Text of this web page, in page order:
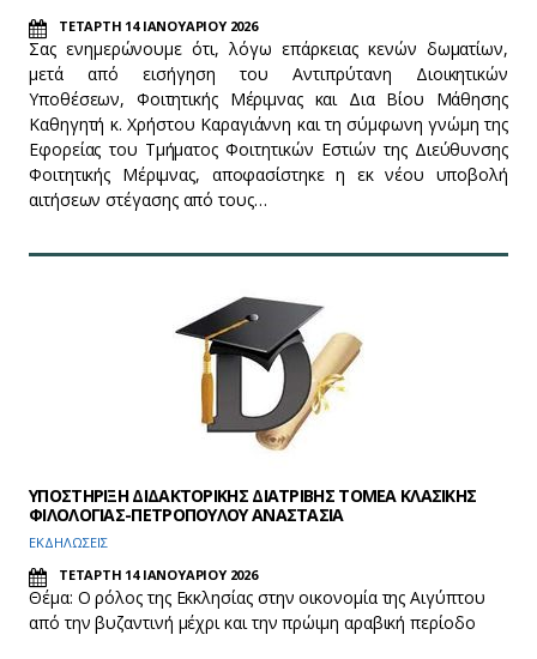
ΤΕΤΑΡΤΗ 14 ΙΑΝΟΥΑΡΙΟΥ 2026
Σας ενημερώνουμε ότι, λόγω επάρκειας κενών δωματίων,
μετά από εισήγηση του Αντιπρύτανη Διοικητικών
Υποθέσεων, Φοιτητικής Μέριμνας και Δια Βίου Μάθησης
Καθηγητή κ. Χρήστου Καραγιάννη και τη σύμφωνη γνώμη της
Εφορείας του Τμήματος Φοιτητικών Εστιών της Διεύθυνσης
Φοιτητικής Μέριμνας, αποφασίστηκε η εκ νέου υποβολή
αιτήσεων στέγασης από τους…
ΥΠΟΣΤΗΡΙΞΗ ΔΙΔΑΚΤΟΡΙΚΗΣ ΔΙΑΤΡΙΒΗΣ ΤΟΜΕΑ ΚΛΑΣΙΚΗΣ
ΦΙΛΟΛΟΓΙΑΣ-ΠΕΤΡΟΠΟΥΛΟΥ ΑΝΑΣΤΑΣΙΑ
ΕΚΔΗΛΩΣΕΙΣ
ΤΕΤΑΡΤΗ 14 ΙΑΝΟΥΑΡΙΟΥ 2026
Θέμα: Ο ρόλος της Εκκλησίας στην οικονομία της Αιγύπτου
από την βυζαντινή μέχρι και την πρώιμη αραβική περίοδο